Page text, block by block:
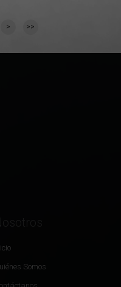
> >>
Somos